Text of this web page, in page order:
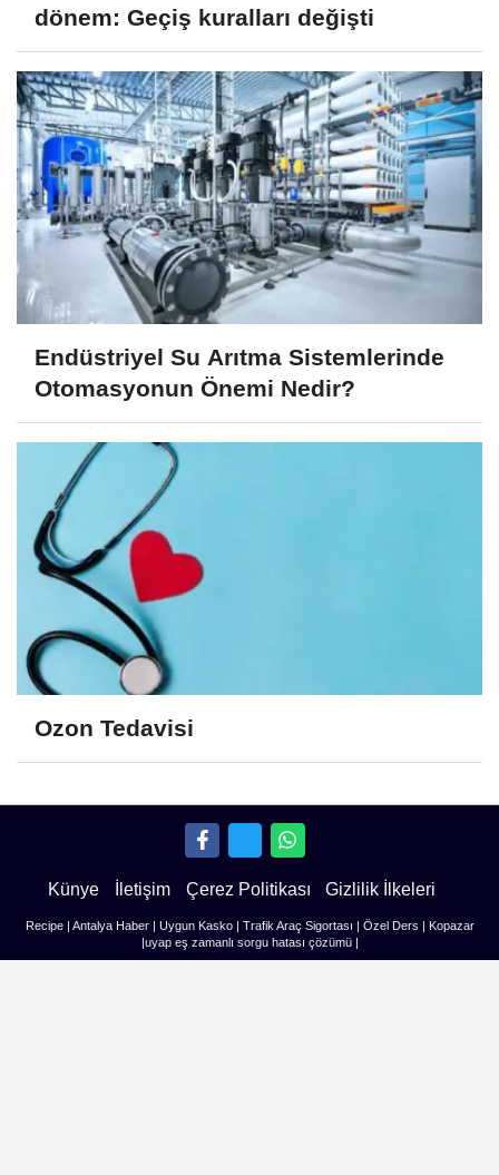
dönem: Geçiş kuralları değişti
Endüstriyel Su Arıtma Sistemlerinde
Otomasyonun Önemi Nedir?
Ozon Tedavisi
Künye İletişim Çerez Politikası Gizlilik İlkeleri
Recipe| Antalya Haber| Uygun Kasko| Trafik Araç Sigortası Özel Ders
Kopazar
uyap eş zamanlı sorgu hatası çözümü|